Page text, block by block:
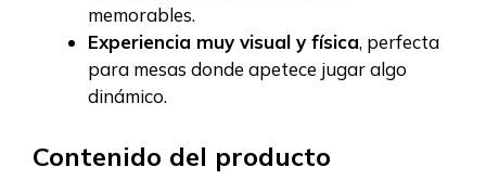
memorables.
Experiencia muy visual y física, perfecta
para mesas donde apetece jugar algo
dinámico.
Contenido del producto